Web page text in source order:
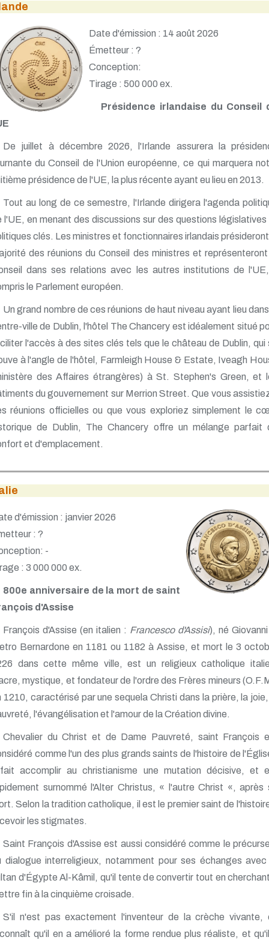
Date d'émission : 14 août 2026
Émetteur : ?
Conception:
Tirage : 500 000 ex.
Présidence irlandaise du Conseil
De juillet à décembre 2026, l'Irlande assurera la
du Conseil de l'Union européenne, ce qui marquera
présidence de l'UE, la plus récente ayant eu lieu en 2013.
Tout au long de ce semestre, l'Irlande dirigera l'agenda
l'UE, en menant des discussions sur des questions
clés. Les ministres et fonctionnaires irlandais
des réunions du Conseil des ministres et
dans ses relations avec les autres institutions de
le Parlement européen.
Un grand nombre de ces réunions de haut niveau ayant lieu
ville de Dublin, l'hôtel The Chancery est idéalement situé
l'accès à des sites clés tels que le château de Dublin, qui
à l'angle de l'hôtel, Farmleigh House & Estate, Iveagh
des Affaires étrangères) à St. Stephen's Green, et
du gouvernement sur Merrion Street. Que vous
réunions officielles ou que vous exploriez simplement le
de Dublin, The Chancery offre un mélange parfait
et d'emplacement.
d'émission : janvier 2026
: ?
-
: 3 000 000 ex.
800e anniversaire de la mort de saint
d'Assise
François d'Assise (en italien : Francesco d'Assisi), né
Bernardone en 1181 ou 1182 à Assise, et mort le 3
dans cette même ville, est un religieux catholique
mystique, et fondateur de l'ordre des Frères mineurs
1210, caractérisé par une sequela Christi dans la prière, la
l'évangélisation et l'amour de la Création divine.
Chevalier du Christ et de Dame Pauvreté, saint François
comme l'un des plus grands saints de l'histoire de
accomplir au christianisme une mutation décisive, et
surnommé l'Alter Christus, « l'autre Christ «, après
Selon la tradition catholique, il est le premier saint de
les stigmates.
Saint François d'Assise est aussi considéré comme le
dialogue interreligieux, notamment pour ses échanges
d'Égypte Al-Kâmil, qu'il tente de convertir tout en
fin à la cinquième croisade.
S'il n'est pas exactement l'inventeur de la crèche vivante,
qu'il en a amélioré la forme rendue plus réaliste, et